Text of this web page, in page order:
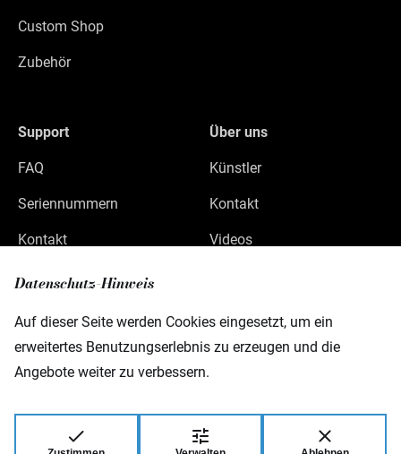
Datenschutz-Hinweis
Auf dieser Seite werden Cookies eingesetzt, um ein
erweitertes Benutzungserlebnis zu erzeugen und die
Angebote weiter zu verbessern.
Custom Shop
Zubehör
Support
FAQ
Seriennummern
Kontakt
Über uns
Künstler
Kontakt
Videos
Gewerbepark 46
D-08258 Markneukirchen